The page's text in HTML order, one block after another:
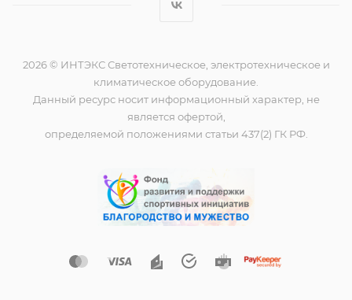
2026 © ИНТЭКС Светотехническое, электротехническое и
климатическое оборудование.
Данный ресурс носит информационный характер, не
является офертой,
определяемой положениями статьи 437(2) ГК РФ.